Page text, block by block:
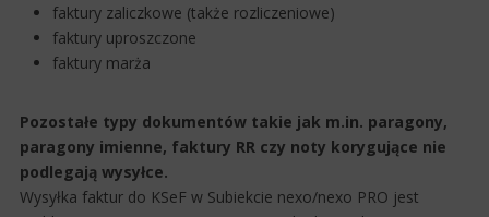
faktury zaliczkowe (także rozliczeniowe)
faktury uproszczone
faktury marża
Pozostałe typy dokumentów takie jak m.in. paragony,
paragony imienne, faktury RR czy noty korygujące nie
podlegają wysyłce.
Wysyłka faktur do KSeF w Subiekcie nexo/nexo PRO jest